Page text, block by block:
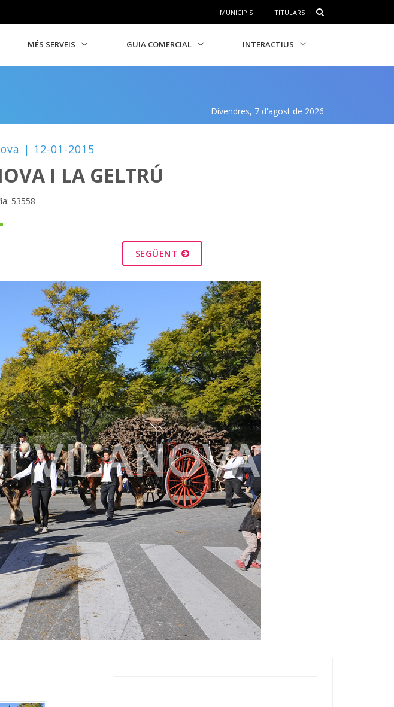
MUNICIPIS | TITULARS
MÉS SERVEIS GUIA COMERCIAL INTERACTIUS
Divendres, 7 d'agost de 2026
| 12-01-2015
I LA GELTRÚ
53558
SEGÜENT